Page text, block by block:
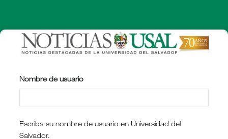
contenido
principal
Nombre de usuario
Escriba su nombre de usuario en Universidad del
Salvador.